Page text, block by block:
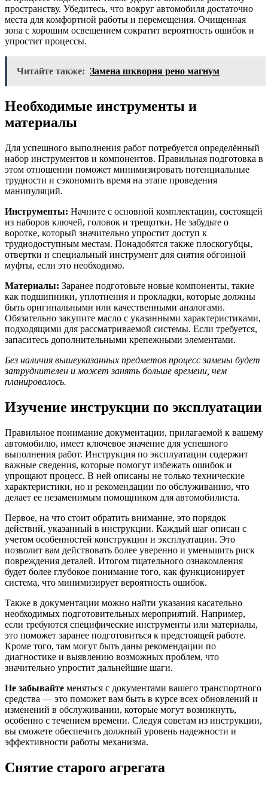
пространству. Убедитесь, что вокруг автомобиля достаточно
места для комфортной работы и перемещения. Очищенная
зона с хорошим освещением сократит вероятность ошибок и
упростит процессы.
Читайте также: Замена шкворня рено магнум
Необходимые инструменты и
материалы
Для успешного выполнения работ потребуется определённый
набор инструментов и компонентов. Правильная подготовка в
этом отношении поможет минимизировать потенциальные
трудности и сэкономить время на этапе проведения
манипуляций.
Инструменты: Начните с основной комплектации, состоящей
из наборов ключей, головок и трещотки. Не забудьте о
воротке, который значительно упростит доступ к
труднодоступным местам. Понадобятся также плоскогубцы,
отвертки и специальный инструмент для снятия обгонной
муфты, если это необходимо.
Материалы: Заранее подготовьте новые компоненты, такие
как подшипники, уплотнения и прокладки, которые должны
быть оригинальными или качественными аналогами.
Обязательно закупите масло с указанными характеристиками,
подходящими для рассматриваемой системы. Если требуется,
запаситесь дополнительными крепежными элементами.
Без наличия вышеуказанных предметов процесс замены будет
затруднителен и может занять больше времени, чем
планировалось.
Изучение инструкции по эксплуатации
Правильное понимание документации, прилагаемой к вашему
автомобилю, имеет ключевое значение для успешного
выполнения работ. Инструкция по эксплуатации содержит
важные сведения, которые помогут избежать ошибок и
упрощают процесс. В ней описаны не только технические
характеристики, но и рекомендации по обслуживанию, что
делает ее незаменимым помощником для автомобилиста.
Первое, на что стоит обратить внимание, это порядок
действий, указанный в инструкции. Каждый шаг описан с
учетом особенностей конструкции и эксплуатации. Это
позволит вам действовать более уверенно и уменьшить риск
повреждения деталей. Итогом тщательного ознакомления
будет более глубокое понимание того, как функционирует
система, что минимизирует вероятность ошибок.
Также в документации можно найти указания касательно
необходимых подготовительных мероприятий. Например,
если требуются специфические инструменты или материалы,
это поможет заранее подготовиться к предстоящей работе.
Кроме того, там могут быть даны рекомендации по
диагностике и выявлению возможных проблем, что
значительно упростит дальнейшие шаги.
Не забывайте меняться с документами вашего транспортного
средства — это поможет вам быть в курсе всех обновлений и
изменений в обслуживании, которые могут возникнуть,
особенно с течением времени. Следуя советам из инструкции,
вы сможете обеспечить должный уровень надежности и
эффективности работы механизма.
Снятие старого агрегата